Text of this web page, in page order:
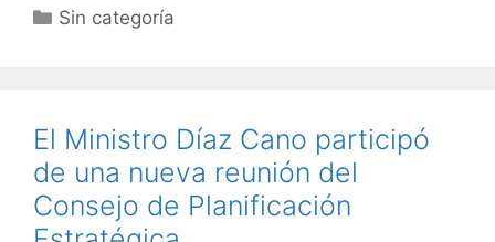
Categorías
Sin categoría
El Ministro Díaz Cano participó
de una nueva reunión del
Consejo de Planificación